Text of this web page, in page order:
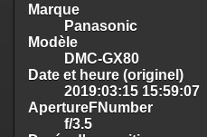
Marque
Panasonic
Modèle
DMC-GX80
Date et heure (originel)
2019:03:15 15:59:07
ApertureFNumber
f/3.5